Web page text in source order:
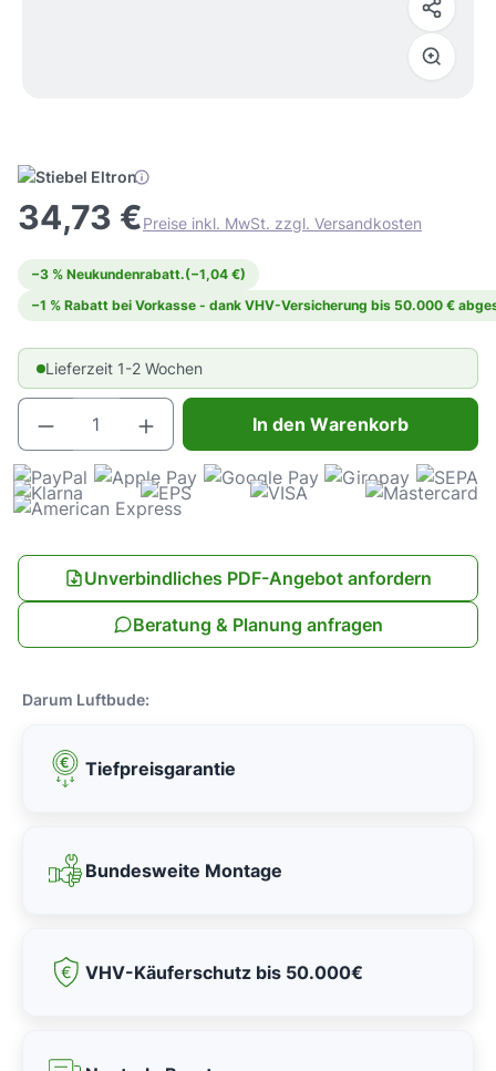
34,73 €Preise inkl. MwSt. zzgl. Versandkosten
−3 % Neukundenrabatt.(−1,04 €)
−1 % Rabatt bei Vorkasse - dank VHV-Versicherung bis 50.000 €
Lieferzeit 1-2 Wochen
Produkt Anzahl: Gib den gewünschten
In den Warenkorb
Unverbindliches PDF-Angebot anfordern
Beratung & Planung anfragen
Darum Luftbude:
Tiefpreisgarantie
Bundesweite Montage
VHV-Käuferschutz bis 50.000€